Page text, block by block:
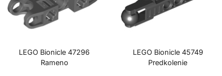
LEGO Bionicle 47296
Rameno
LEGO Bionicle 45749
Predkolenie